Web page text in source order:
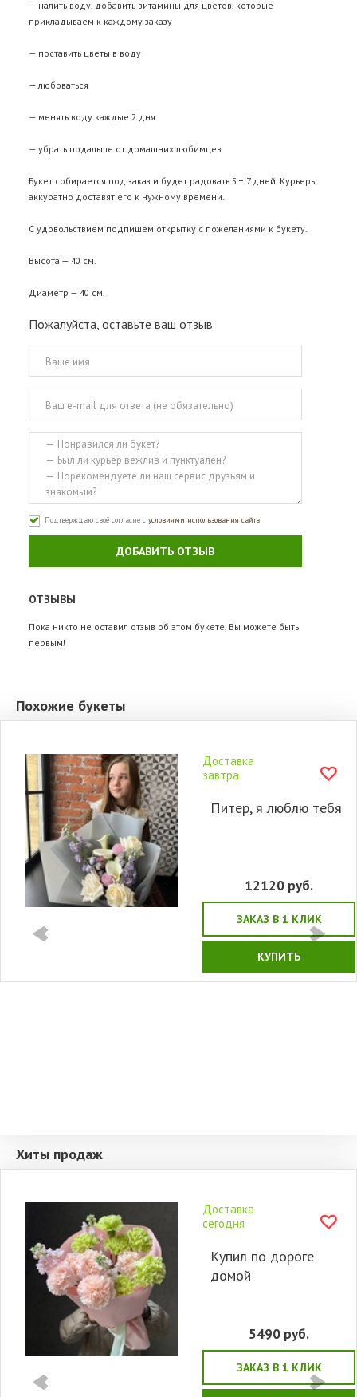
— налить воду, добавить витамины для цветов, которые
прикладываем к каждому заказу
— поставить цветы в воду
— любоваться
— менять воду каждые 2 дня
— убрать подальше от домашних любимцев
Букет собирается под заказ и будет радовать 5 − 7 дней. Курьеры
аккуратно доставят его к нужному времени.
С удовольствием подпишем открытку с пожеланиями к букету.
Высота — 40 см.
Диаметр — 40 см.
Пожалуйста, оставьте ваш отзыв
Подтверждаю своё согласие с условиями использования сайта
ДОБАВИТЬ ОТЗЫВ
ОТЗЫВЫ
Пока никто не оставил отзыв об этом букете, Вы можете быть
первым!
Похожие букеты
Доставка
завтра
Питер, я люблю тебя
12120 руб.
ЗАКАЗ В 1 КЛИК
КУПИТЬ
Хиты продаж
Доставка
сегодня
Купил по дороге
домой
5490 руб.
ЗАКАЗ В 1 КЛИК